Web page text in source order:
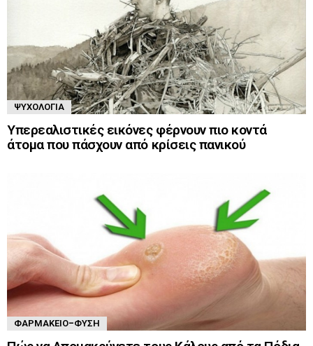
ΨΥΧΟΛΟΓΊΑ
Υπερεαλιστικές εικόνες φέρνουν πιο κοντά
άτομα που πάσχουν από κρίσεις πανικού
ΦΑΡΜΑΚΕΊΟ-ΦΎΣΗ